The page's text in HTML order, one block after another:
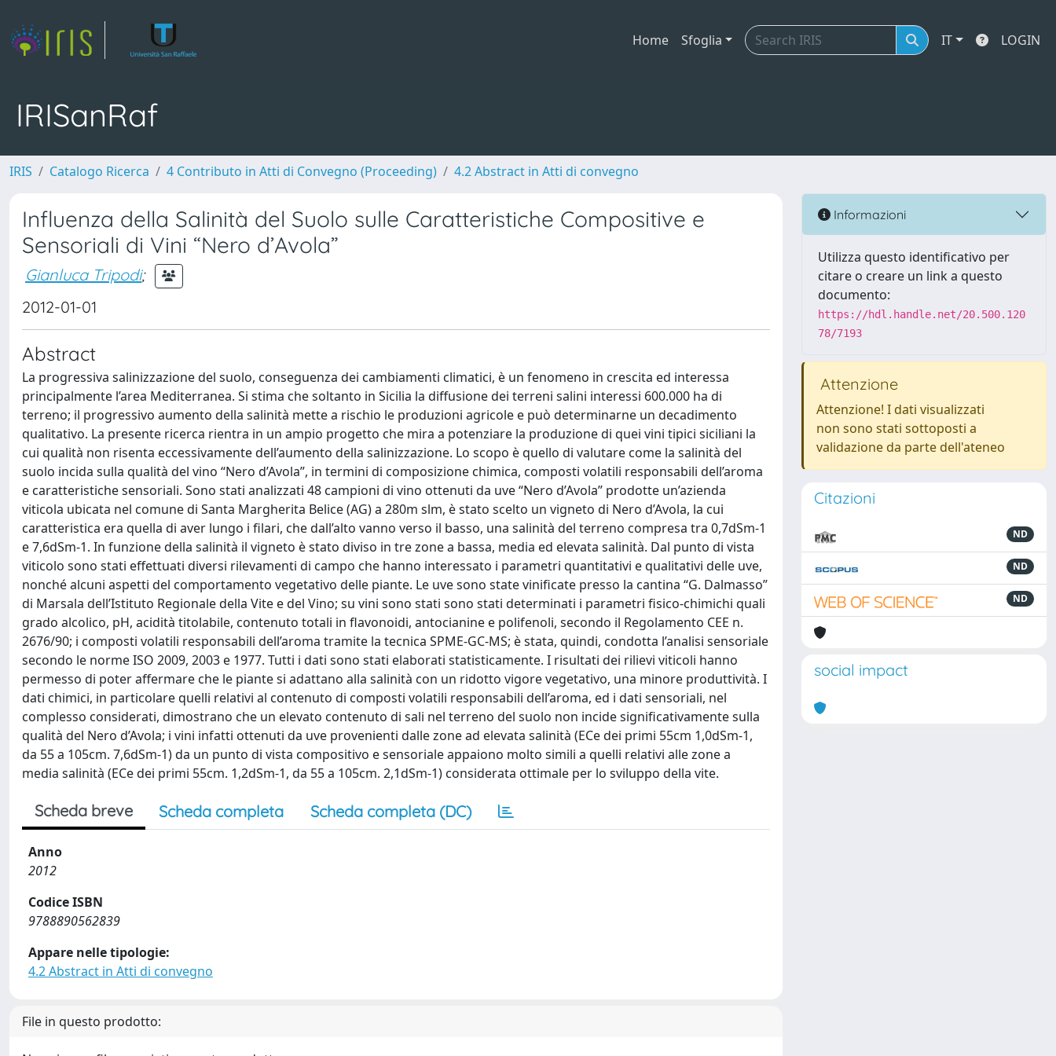
Home Sfoglia IT LOGIN
IRISanRaf
IRIS Catalogo Ricerca 4 Contributo in Atti di Convegno (Proceeding) 4.2 Abstract in Atti di convegno
Influenza della Salinità del Suolo sulle Caratteristiche Compositive e
Sensoriali di Vini “Nero d’Avola”
Gianluca Tripodi;
2012-01-01
Abstract
La progressiva salinizzazione del suolo, conseguenza dei cambiamenti climatici, è un fenomeno in crescita ed interessa
principalmente l’area Mediterranea. Si stima che soltanto in Sicilia la diffusione dei terreni salini interessi 600.000 ha di
terreno; il progressivo aumento della salinità mette a rischio le produzioni agricole e può determinarne un decadimento
qualitativo. La presente ricerca rientra in un ampio progetto che mira a potenziare la produzione di quei vini tipici siciliani la
cui qualità non risenta eccessivamente dell’aumento della salinizzazione. Lo scopo è quello di valutare come la salinità del
suolo incida sulla qualità del vino “Nero d’Avola”, in termini di composizione chimica, composti volatili responsabili dell’aroma
e caratteristiche sensoriali. Sono stati analizzati 48 campioni di vino ottenuti da uve “Nero d’Avola” prodotte un’azienda
viticola ubicata nel comune di Santa Margherita Belice (AG) a 280m slm, è stato scelto un vigneto di Nero d’Avola, la cui
caratteristica era quella di aver lungo i filari, che dall’alto vanno verso il basso, una salinità del terreno compresa tra 0,7dSm-1
e 7,6dSm-1. In funzione della salinità il vigneto è stato diviso in tre zone a bassa, media ed elevata salinità. Dal punto di vista
viticolo sono stati effettuati diversi rilevamenti di campo che hanno interessato i parametri quantitativi e qualitativi delle uve,
nonché alcuni aspetti del comportamento vegetativo delle piante. Le uve sono state vinificate presso la cantina “G. Dalmasso”
di Marsala dell’Istituto Regionale della Vite e del Vino; su vini sono stati sono stati determinati i parametri fisico-chimichi quali
grado alcolico, pH, acidità titolabile, contenuto totali in flavonoidi, antocianine e polifenoli, secondo il Regolamento CEE n.
2676/90; i composti volatili responsabili dell’aroma tramite la tecnica SPME-GC-MS; è stata, quindi, condotta l’analisi sensoriale
secondo le norme ISO 2009, 2003 e 1977. Tutti i dati sono stati elaborati statisticamente. I risultati dei rilievi viticoli hanno
permesso di poter affermare che le piante si adattano alla salinità con un ridotto vigore vegetativo, una minore produttività. I
dati chimici, in particolare quelli relativi al contenuto di composti volatili responsabili dell’aroma, ed i dati sensoriali, nel
complesso considerati, dimostrano che un elevato contenuto di sali nel terreno del suolo non incide significativamente sulla
qualità del Nero d’Avola; i vini infatti ottenuti da uve provenienti dalle zone ad elevata salinità (ECe dei primi 55cm 1,0dSm-1,
da 55 a 105cm. 7,6dSm-1) da un punto di vista compositivo e sensoriale appaiono molto simili a quelli relativi alle zone a
media salinità (ECe dei primi 55cm. 1,2dSm-1, da 55 a 105cm. 2,1dSm-1) considerata ottimale per lo sviluppo della vite.
Scheda breve Scheda completa Scheda completa (DC)
Anno
2012
Codice ISBN
9788890562839
Appare nelle tipologie:
4.2 Abstract in Atti di convegno
File in questo prodotto:
Informazioni
Utilizza questo identificativo per
citare o creare un link a questo
documento:
https://hdl.handle.net/20.500.120
78/7193
Attenzione
Attenzione! I dati visualizzati
non sono stati sottoposti a
validazione da parte dell'ateneo
Citazioni
ND
ND
ND
social impact